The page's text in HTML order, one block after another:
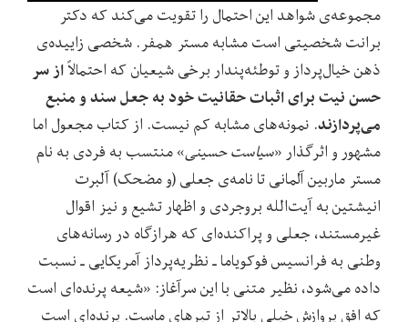
مجموعه‌ی شواهد این احتمال را تقویت می‌کند که دکتر
برانت شخصیتی است مشابه مستر همفر. شخصی زاییده‌ی
ذهن خیال‌پرداز و توطئه‌پندار برخی شیعیان که احتمالاًاز سر
حسن نیت برای اثبات حقانیت خود به جعل سند و منبع
می‌پردازند. نمونه‌های مشابه کم نیست. از کتاب مجعول اما
مشهور و اثرگذار «سیاست حسینی» منتسب به فردی به نام
مستر ماربین آلمانی تا نامه‌ی جعلی (و مضحک) آلبرت
انیشتین به آیت‌الله بروجردی و اظهار تشیع و نیز اقوال
غیرمستند، جعلی و پراکنده‌ای که هرازگاه در رسانه‌های
وطنی به فرانسیس فوکویاما ـ نظریه‌پرداز آمریکایی ـ نسبت
داده می‌شود، نظیر متنی با این سرآغاز: «شیعه پرنده‌ای است
که افق پروازش خیلی بالاتر از تیرهای ماست. پرنده‌ای است